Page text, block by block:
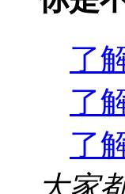
了
了
了
大家